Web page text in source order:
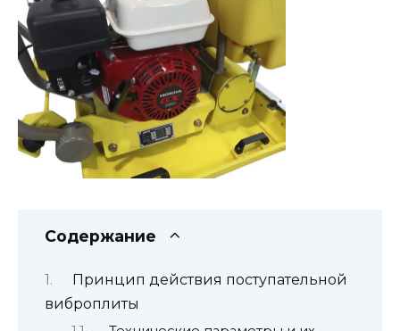
Содержание
Принцип действия поступательной
виброплиты